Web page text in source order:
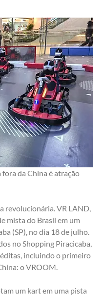
da China é atração
revolucionária. VR LAND,
mista do Brasil em um
(SP), no dia 18 de julho.
no Shopping Piracicaba,
incluindo o primeiro
o VROOM.
um kart em uma pista